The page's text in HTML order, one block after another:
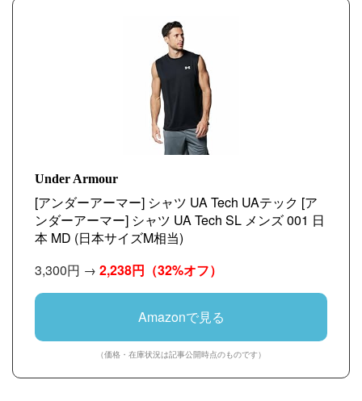
Under Armour
[アンダーアーマー] シャツ UA Tech UAテック [ア
ンダーアーマー] シャツ UA Tech SL メンズ 001 日
本 MD (日本サイズM相当)
3,300円 → 2,238円 （32%オフ）
Amazonで見る
（価格・在庫状況は記事公開時点のものです）